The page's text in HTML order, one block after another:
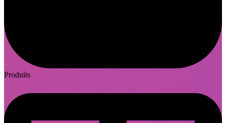
Produits